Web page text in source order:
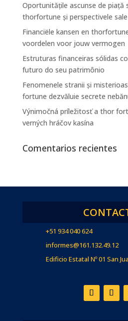
Oportunitățile ascunse de piață
thorfortune și perspectivele
Financiële kansen en
voordelen voor jouw vermogen
Estruturas financeiras sólidas
futuro do seu patrimônio
Fenomenele stranii și
fortune dezvăluie secrete
Výnimočná príležitosť a thor
verných hráčov kasína
Comentarios recientes
+51 934 040 624
informes@161.132.49.12
Edificio Estatal Nº 01 San